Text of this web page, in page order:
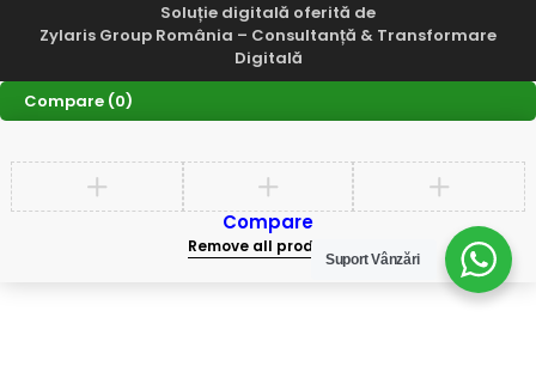
Soluție digitală oferită de
Zylaris Group România – Consultanță & Transformare
Digitală
Suport Vânzări
Compare (0)
Compare
Remove all products